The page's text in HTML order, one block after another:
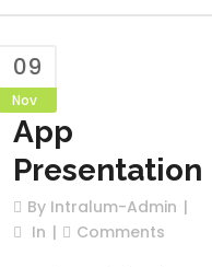
09
Nov
App
Presentation
By Intralum-Admin
In
Comments